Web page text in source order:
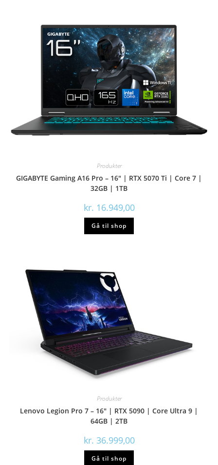
Produkter
GIGABYTE Gaming A16 Pro – 16″ | RTX 5070 Ti | Core 7 |
32GB | 1TB
kr. 16.949,00
Gå til shop
Produkter
Lenovo Legion Pro 7 – 16″ | RTX 5090 | Core Ultra 9 |
64GB | 2TB
kr. 36.999,00
Gå til shop